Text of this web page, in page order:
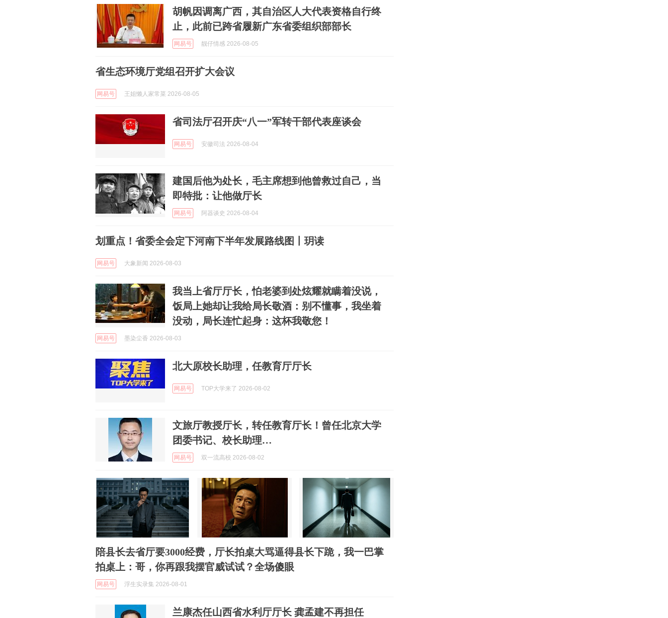
胡帆因调离广西，其自治区人大代表资格自行终
止，此前已跨省履新广东省委组织部部长
网易号 靓仔情感 2026-08-05
省生态环境厅党组召开扩大会议
网易号 王姐懒人家常菜 2026-08-05
省司法厅召开庆“八一”军转干部代表座谈会
网易号 安徽司法 2026-08-04
建国后他为处长，毛主席想到他曾救过自己，当
即特批：让他做厅长
网易号 阿器谈史 2026-08-04
划重点！省委全会定下河南下半年发展路线图丨玥读
网易号 大象新闻 2026-08-03
我当上省厅厅长，怕老婆到处炫耀就瞒着没说，
饭局上她却让我给局长敬酒：别不懂事，我坐着
没动，局长连忙起身：这杯我敬您！
网易号 墨染尘香 2026-08-03
北大原校长助理，任教育厅厅长
网易号 TOP大学来了 2026-08-02
文旅厅教授厅长，转任教育厅长！曾任北京大学
团委书记、校长助理…
网易号 双一流高校 2026-08-02
陪县长去省厅要3000经费，厅长拍桌大骂逼得县长下跪，我一巴掌
拍桌上：哥，你再跟我摆官威试试？全场傻眼
网易号 浮生实录集 2026-08-01
兰康杰任山西省水利厅厅长 龚孟建不再担任